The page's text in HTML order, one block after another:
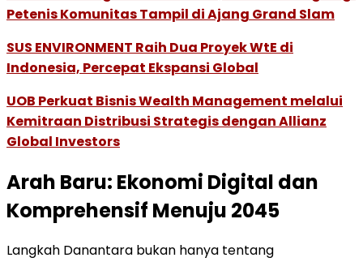
Petenis Komunitas Tampil di Ajang Grand Slam
SUS ENVIRONMENT Raih Dua Proyek WtE di
Indonesia, Percepat Ekspansi Global
UOB Perkuat Bisnis Wealth Management melalui
Kemitraan Distribusi Strategis dengan Allianz
Global Investors
Arah Baru: Ekonomi Digital dan
Komprehensif Menuju 2045
Langkah Danantara bukan hanya tentang